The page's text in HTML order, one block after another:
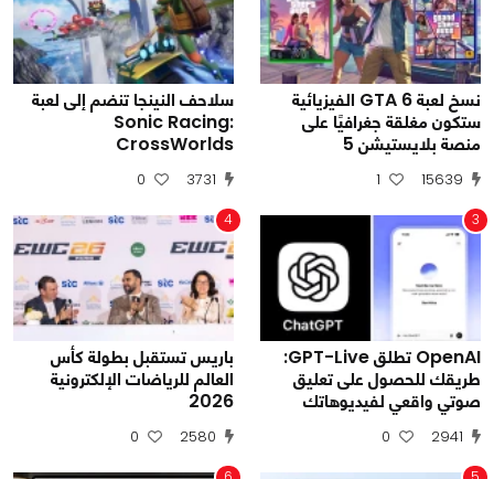
نسخ لعبة GTA 6 الفيزيائية
ستكون مغلقة جغرافيًا على
منصة بلايستيشن 5
15639
1
سلاحف النينجا تنضم إلى لعبة
Sonic Racing:
CrossWorlds
3731
0
3
OpenAI تطلق GPT-Live:
طريقك للحصول على تعليق
صوتي واقعي لفيديوهاتك
2941
0
4
باريس تستقبل بطولة كأس
العالم للرياضات الإلكترونية
2026
2580
0